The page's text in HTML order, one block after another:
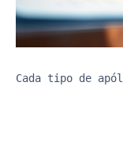
Cada tipo de